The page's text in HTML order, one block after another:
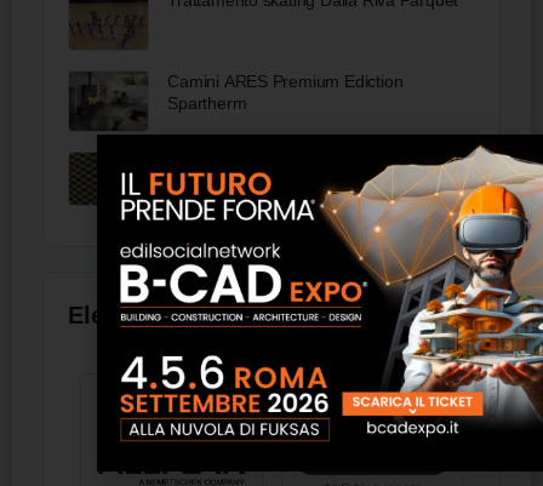
Camini ARES Premium Ediction
Spartherm
Lamiere stirate a maglia romboidale -
Europerf
Elenco aziende